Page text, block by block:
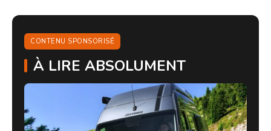
CONTENU SPONSORISÉ
À LIRE ABSOLUMENT